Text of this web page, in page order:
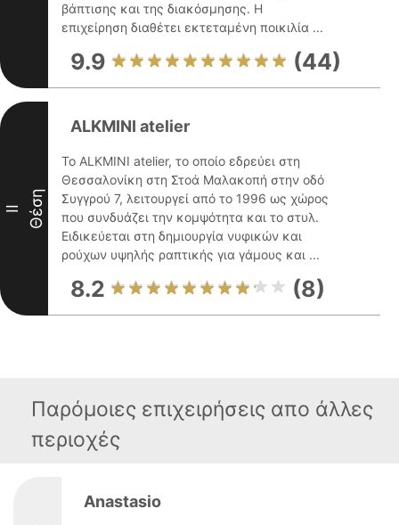
βάπτισης και της διακόσμησης. Η
επιχείρηση διαθέτει εκτεταμένη ποικιλία ...
9.9 (44)
II Θέση
ALKMINI atelier
Το ALKMINI atelier, το οποίο εδρεύει στη
Θεσσαλονίκη στη Στοά Μαλακοπή στην οδό
Συγγρού 7, λειτουργεί από το 1996 ως χώρος
που συνδυάζει την κομψότητα και το στυλ.
Ειδικεύεται στη δημιουργία νυφικών και
ρούχων υψηλής ραπτικής για γάμους και ...
8.2 (8)
Παρόμοιες επιχειρήσεις απο άλλες
περιοχές
Anastasio